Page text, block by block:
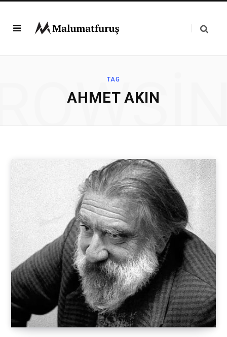
TAG
AHMET AKIN